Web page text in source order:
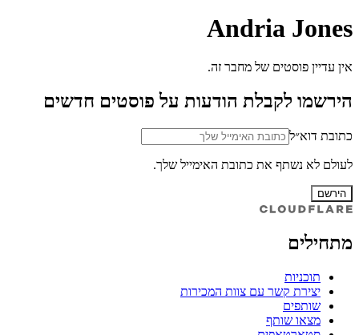
Andria Jones
אין עדיין פוסטים של מחבר זה.
הירשמו לקבלת הודעות על פוסטים חדשים
כתובת דוא״ל
לעולם לא נשתף את כתובת האימייל שלך.
הירשם
מתחילים
תוכניות
יצירת קשר עם צוות המכירות
שותפים
מצאו שותף